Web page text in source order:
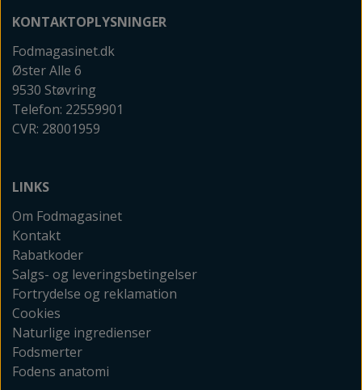
KONTAKTOPLYSNINGER
Fodmagasinet.dk
Øster Alle 6
9530 Støvring
Telefon: 22559901
CVR: 28001959
LINKS
Om Fodmagasinet
Kontakt
Rabatkoder
Salgs- og leveringsbetingelser
Fortrydelse og reklamation
Cookies
Naturlige ingredienser
Fodsmerter
Fodens anatomi